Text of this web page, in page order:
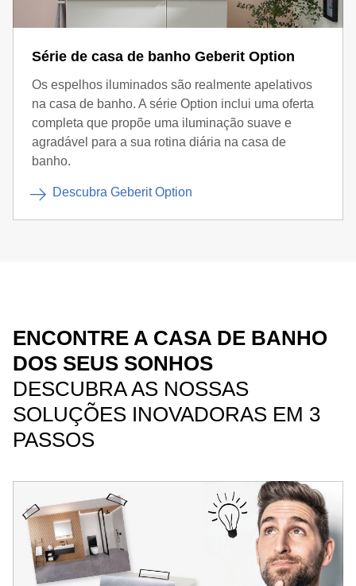
Série de casa de banho Geberit Option
Os espelhos iluminados são realmente apelativos
na casa de banho. A série Option inclui uma oferta
completa que propõe uma iluminação suave e
agradável para a sua rotina diária na casa de
banho.
Descubra Geberit Option
ENCONTRE A CASA DE BANHO
DOS SEUS SONHOS
DESCUBRA AS NOSSAS
SOLUÇÕES INOVADORAS EM 3
PASSOS